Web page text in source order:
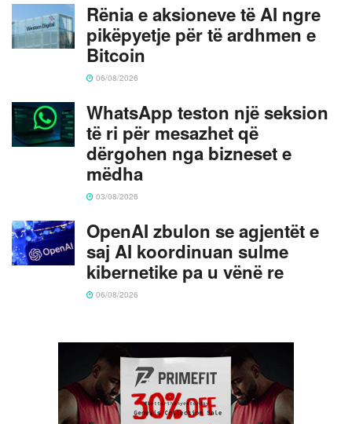
Rënia e aksioneve të AI ngre
pikëpyetje për të ardhmen e
Bitcoin
06/08/2026
WhatsApp teston një seksion
të ri për mesazhet që
dërgohen nga bizneset e
mëdha
03/08/2026
OpenAI zbulon se agjentët e
saj AI koordinuan sulme
kibernetike pa u vënë re
06/08/2026